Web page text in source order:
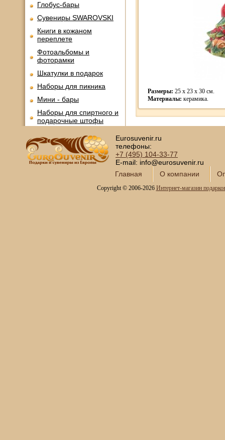
Глобус-бары
Сувениры SWAROVSKI
Книги в кожаном
переплете
Фотоальбомы и
фоторамки
Шкатулки в подарок
Наборы для пикника
Мини - бары
Наборы для спиртного и
подарочные штофы
Сервизы чайные
Сундуки ручной работы
Вазы декоративные
Размеры: 25 x 23 x 30 см.
Материалы: керамика.
Eurosuvenir.ru
телефоны:
+7 (495) 104-33-77
E-mail: info@eurosuvenir.ru
Главная
О компании
Copyright © 2006-2026 Интернет-магазин